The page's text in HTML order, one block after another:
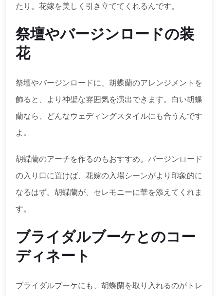
たり。花嫁を美しく引き立ててくれるんです。
祭壇やバージンロードの装
花
祭壇やバージンロードに、胡蝶蘭のアレンジメントを
飾ると、より神聖な雰囲気を演出できます。白い胡蝶
蘭なら、どんなウェディングスタイルにも合うんです
よ。
胡蝶蘭のアーチを作るのもおすすめ。バージンロード
の入り口に置けば、花嫁の入場シーンがより印象的に
なるはず。胡蝶蘭が、セレモニーに華を添えてくれま
す。
ブライダルブーケとのコー
ディネート
ブライダルブーケにも、胡蝶蘭を取り入れるのがトレ